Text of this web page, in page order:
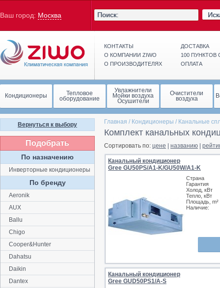
Ваш город: Москва
КОНТАКТЫ
О КОМПАНИИ ZIWO
О ПРОИЗВОДИТЕЛЯХ
ДОСТАВКА
100
ОПЛАТА
Кондиционеры Тепловое
оборудование
Увлажнители
Мойки воздуха
Осушители
Очистители
воздуха
Главная / Кондиционеры / Канальные
Комплект канальных
Сортировать по: цене названию
Канальный кондиционер
Gree GU50PS/A1-K/GU50W/A1-K
Страна
Гарантия
Холод, кВт
Тепло, кВт
Площадь, m²
Наличие:
Канальный кондиционер
Gree GUD50PS1/A-S
Вернуться к выбору
Подобрать
По назначению
Инверторные кондиционеры
По бренду
Aeronik
AUX
Ballu
Chigo
Cooper&Hunter
Dahatsu
Daikin
Dantex